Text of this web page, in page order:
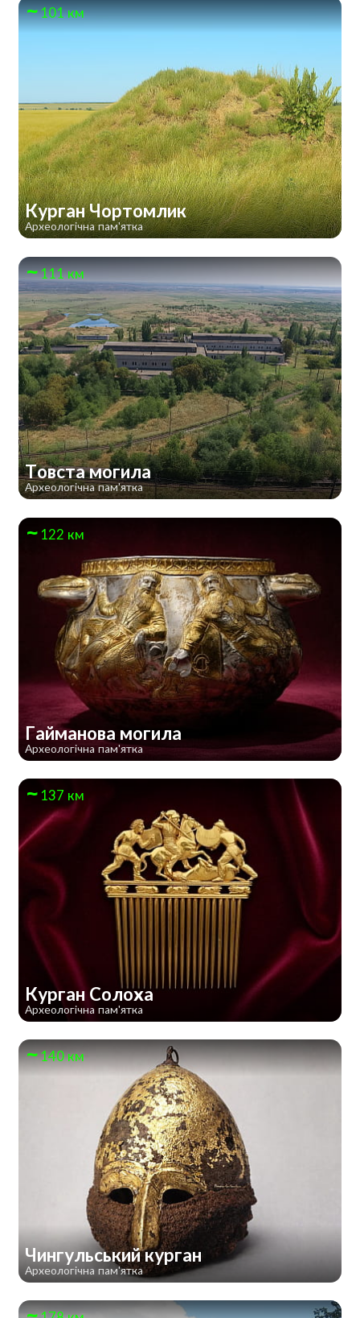
101 км
Курган Чортомлик
Археологічна пам'ятка
111 км
Товста могила
Археологічна пам'ятка
122 км
Гайманова могила
Археологічна пам'ятка
137 км
Курган Солоха
Археологічна пам'ятка
140 км
Чингульський курган
Археологічна пам'ятка